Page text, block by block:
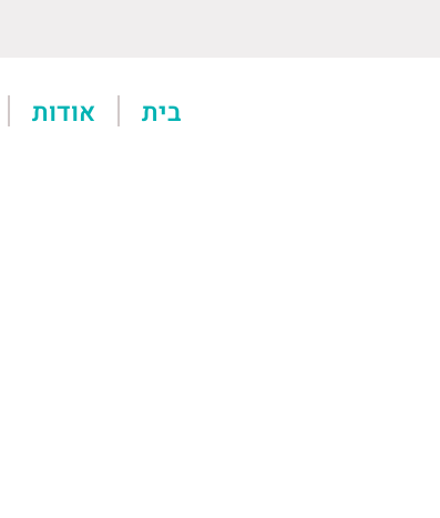
בית אודות